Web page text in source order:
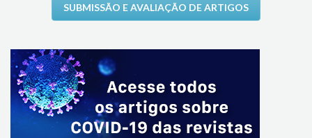
SUBMISSÃO E AVALIAÇÃO DE ARTIGOS